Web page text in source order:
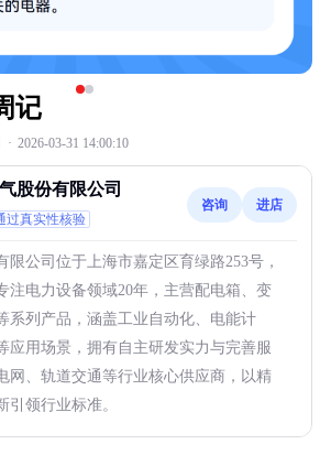
记
· 2026-03-31 14:00:10
股份有限公司
过真实性核验
咨询 进店
限公司位于上海市嘉定区育绿路253号，
注电力设备领域20年，主营配电箱、变
系列产品，涵盖工业自动化、电能计
应用场景，拥有自主研发实力与完善服
网、轨道交通等行业核心供应商，以精
引领行业标准。